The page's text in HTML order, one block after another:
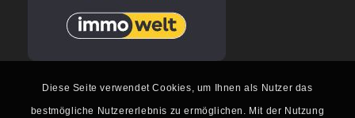
Diese Seite verwendet Cookies, um Ihnen als Nutzer das
bestmögliche Nutzererlebnis zu ermöglichen. Mit der Nutzung